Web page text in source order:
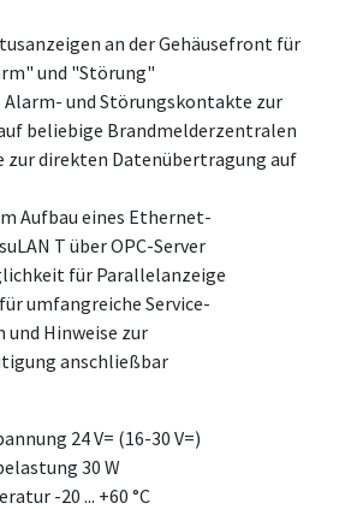
an der Gehäusefront für
und "Störung"
und Störungskontakte zur
beliebige Brandmelderzentralen
zur direkten Datenübertragung auf
Aufbau eines Ethernet-
T über OPC-Server
für Parallelanzeige
umfangreiche Service-
Hinweise zur
anschließbar
24 V= (16-30 V=)
30 W
-20 ... +60 °C